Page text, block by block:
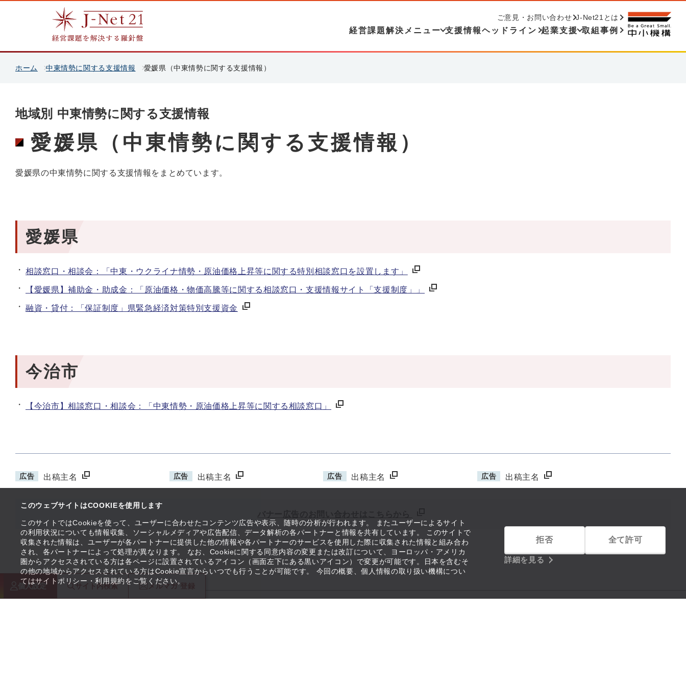
このウェブサイトはCOOKIEを使用します
このサイトではCookieを使って、ユーザーに合わせたコンテンツ広告や表示、随時の分析が行われます。 またユーザーによるサイト
の利用状況についても情報収集、ソーシャルメディアや広告配信、データ解析の各パートナーと情報を共有しています。 このサイトで
収集された情報は、ユーザーが各パートナーに提供した他の情報や各パートナーのサービスを使用した際に収集された情報と組み合わ
され、各パートナーによって処理が異なります。 なお、Cookieに関する同意内容の変更または改訂について、ヨーロッパ・アメリカ
圏からアクセスされている方は各ページに設置されているアイコン（画面左下にある黒いアイコン）で変更が可能です。日本を含むそ
の他の地域からアクセスされている方はCookie宣言からいつでも行うことが可能です。 今回の概要、個人情報の取り扱い機構につい
てはサイトポリシー・利用規約をご覧ください。
拒否 全て許可
詳細を見る
経営課題解決メニュー 支援情報ヘッドライン 起業支援 取組事例
ご意見・お問い合わせ J-Net21とは
個人設定 サイト内検索 メルマガ
ホーム 中東情勢に関する支援情報 愛媛県（中東情勢に関する支援情報）
地域別 中東情勢に関する支援情報
愛媛県（中東情勢に関する支援情報）
愛媛県の中東情勢に関する支援情報をまとめています。
愛媛県
相談窓口・相談会：「中東・ウクライナ情勢・原油価格上昇等に関する特別相談窓口を設置します」
【愛媛県】補助金・助成金：「原油価格・物価高騰等に関する相談窓口・支援情報サイト「支援制度」」
融資・貸付：「保証制度」県緊急経済対策特別支援資金
今治市
【今治市】相談窓口・相談会：「中東情勢・原油価格上昇等に関する相談窓口」
広告 出稿主名 広告 出稿主名 広告 出稿主名 広告 出稿主名